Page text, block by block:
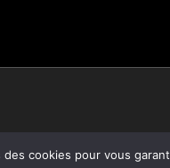
des cookies pour vous